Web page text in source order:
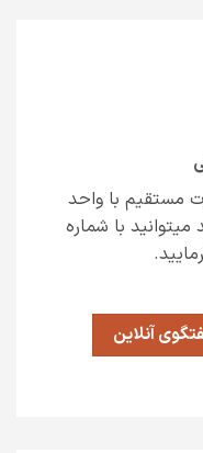
مستقیم با واحد
با شماره
آنلاین